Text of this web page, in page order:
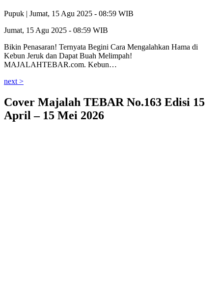
Pupuk | Jumat, 15 Agu 2025 - 08:59 WIB
Jumat, 15 Agu 2025 - 08:59 WIB
Bikin Penasaran! Ternyata Begini Cara Mengalahkan Hama di
Kebun Jeruk dan Dapat Buah Melimpah!
MAJALAHTEBAR.com. Kebun…
next >
Cover Majalah TEBAR No.163 Edisi 15
April – 15 Mei 2026